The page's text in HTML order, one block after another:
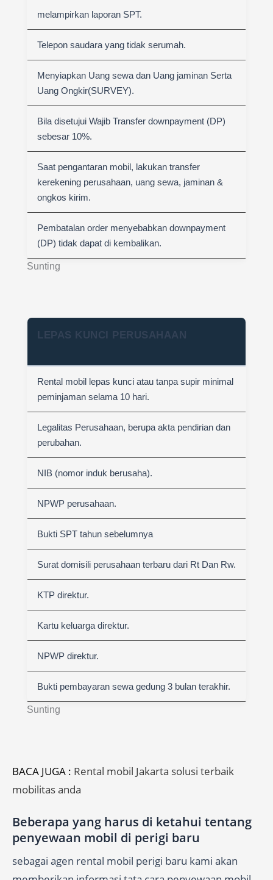
Sunting
melampirkan laporan SPT.
Telepon saudara yang tidak serumah.
Menyiapkan Uang sewa dan Uang jaminan Serta
Uang Ongkir(SURVEY).
Bila disetujui Wajib Transfer downpayment (DP)
sebesar 10%.
Saat pengantaran mobil, lakukan transfer
kerekening perusahaan, uang sewa, jaminan &
ongkos kirim.
Pembatalan order menyebabkan downpayment
(DP) tidak dapat di kembalikan.
Sunting
LEPAS KUNCI PERUSAHAAN
Rental mobil lepas kunci atau tanpa supir minimal
peminjaman selama 10 hari.
Legalitas Perusahaan, berupa akta pendirian dan
perubahan.
NIB (nomor induk berusaha).
NPWP perusahaan.
Bukti SPT tahun sebelumnya
Surat domisili perusahaan terbaru dari Rt Dan Rw.
KTP direktur.
Kartu keluarga direktur.
NPWP direktur.
Bukti pembayaran sewa gedung 3 bulan terakhir.
BACA JUGA : Rental mobil Jakarta solusi terbaik
mobilitas anda
Beberapa yang harus di ketahui tentang
penyewaan mobil di perigi baru
sebagai agen rental mobil perigi baru kami akan